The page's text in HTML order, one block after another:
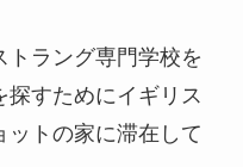
トラング専門学校を
探すためにイギリス
ットの家に滞在して